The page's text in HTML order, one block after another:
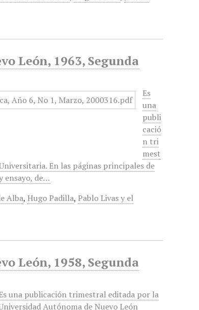
León, 1963, Segunda
Es
una
publi
cació
n tri
mest
En las páginas principales de
ensayo, de…
Alba, Hugo Padilla, Pablo Livas y el
León, 1958, Segunda
una publicación trimestral editada por la
Autónoma de Nuevo León